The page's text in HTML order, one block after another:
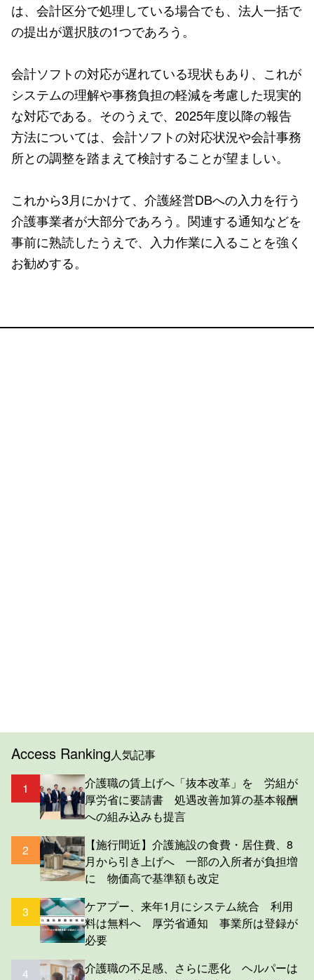
は、会計区分で処理している場合でも、法人一括で
の提出が選択肢の1つであろう。
会計ソフトの対応が遅れている現状もあり、これが
システムの理解や事務負担の軽減を考慮した現実的
な対応である。そのうえで、2025年度以降の報告
方法については、会計ソフトの対応状況や会計事務
所との調整を踏まえて検討することが望ましい。
これから3月にかけて、介護経営DBへの入力を行う
介護事業者が大部分であろう。関連する通知などを
事前に熟読したうえで、入力作業に入ることを強く
お勧めする。
Access Ranking人気記事
1
介護職の賃上げへ「抜本改革」を 労組が
厚労省に要請書 処遇改善加算の基本報酬
への組み込みも提言
2
【施行間近】介護施設の食費・居住費、8
月から引き上げへ 一部の入所者が負担増
に 物価高で基準額も改定
3
ケアプー、来年1月にシステム統合 利用
料は無料へ 厚労省通知 事業所は登録が
必要
4
介護職の不足感、さらに悪化 ヘルパーは